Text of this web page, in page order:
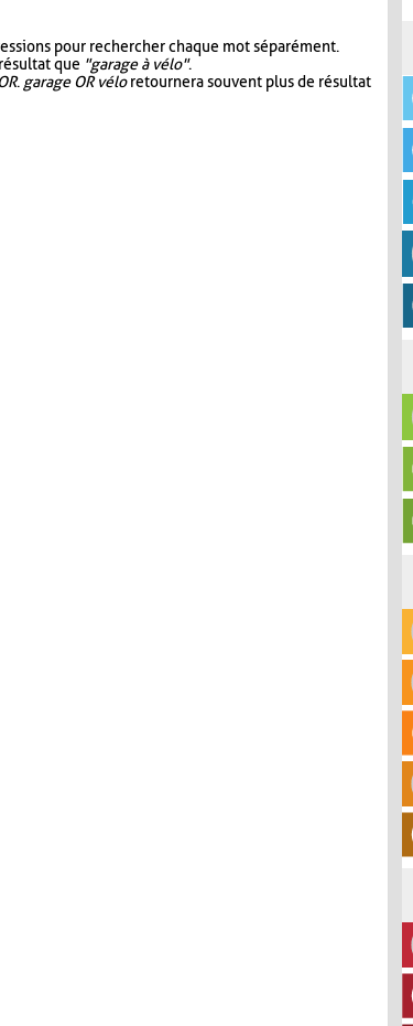
pour rechercher chaque mot séparément.
que "garage à vélo".
. garage OR véloretournera souvent plus de résultat